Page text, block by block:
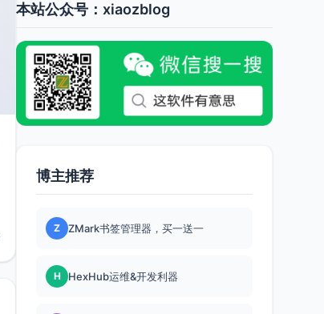
本站公众号：xiaozblog
博主推荐
Z ZMark书签管理器，买一送一
H HexHub运维&开发利器